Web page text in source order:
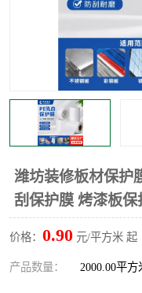
潍坊装修板材保护
刮保护膜 烤漆板保
价格： 0.90 元/平方米 起
产品数量： 2000.00平方
不绣钢板保护膜
窗缝阻风胶带
不锈钢板保护膜